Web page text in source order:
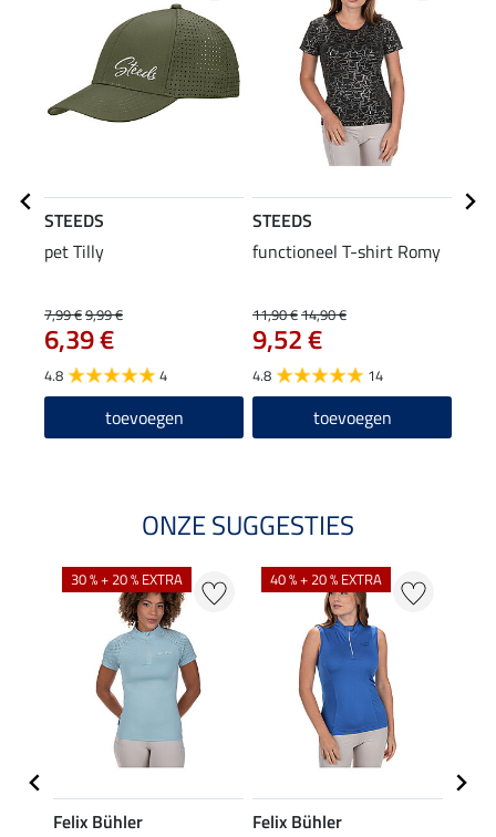
STEEDS
pet Tilly
7,99 €9,99 €
6,39 €
4.8 4
toevoegen
STEEDS
functioneel T-shirt Romy
11,90 €14,90 €
9,52 €
4.8 14
toevoegen
ONZE SUGGESTIES
30 % + 20 % EXTRA
Felix Bühler
40 % + 20 % EXTRA
Felix Bühler